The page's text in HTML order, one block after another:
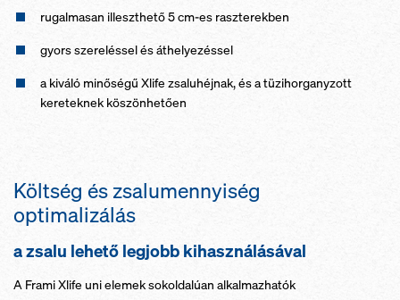
rugalmasan illeszthető 5 cm-es raszterekben
gyors szereléssel és áthelyezéssel
a kiváló minőségű Xlife zsaluhéjnak, és a tüzihorganyzott
kereteknek köszönhetően
Költség és zsalumennyiség
optimalizálás
a zsalu lehető legjobb kihasználásával
A Frami Xlife uni elemek sokoldalúan alkalmazhatók